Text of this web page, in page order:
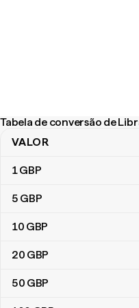
Tabela de conversão de
Tabela de conversão de
VALOR
1GBP
5 GBP
10 GBP
20 GBP
50 GBP